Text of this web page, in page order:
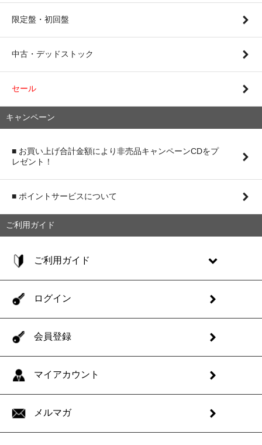
限定盤・初回盤
中古・デッドストック
セール
キャンペーン
■ お買い上げ合計金額により非売品キャンペーンCDをプ
レゼント！
■ ポイントサービスについて
ご利用ガイド
ご利用ガイド
ログイン
会員登録
マイアカウント
メルマガ